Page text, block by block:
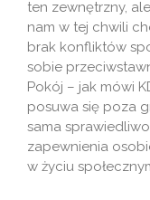
ten zewnętrzny,
nam w tej chwili
brak konfliktów
sobie
Pokój – jak mówi
posuwa się poza
sama
zapewnienia
w życiu